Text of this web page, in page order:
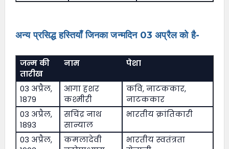
अन्य प्रसिद्ध हस्तियाँ जिनका जन्मदिन 03 अप्रैल को है-
जन्म की
तारीख
नाम पेशा
03 अप्रैल,
1879
आगा हशर
कश्मीरी
कवि, नाटककार,
नाटककार
03 अप्रैल,
1893
सचिंद्र नाथ
सान्याल
भारतीय क्रांतिकारी
03 अप्रैल,
कमलादेवी
भारतीय स्वतंत्रता